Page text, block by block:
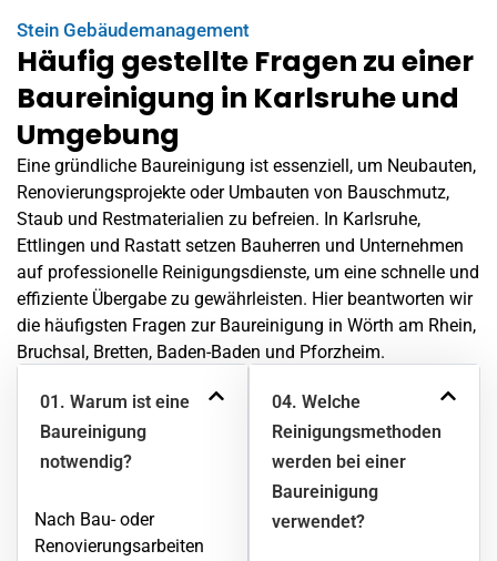
Stein Gebäudemanagement
Häufig gestellte Fragen zu einer
Baureinigung in Karlsruhe und
Umgebung
Eine gründliche Baureinigung ist essenziell, um Neubauten,
Renovierungsprojekte oder Umbauten von Bauschmutz,
Staub und Restmaterialien zu befreien. In Karlsruhe,
Ettlingen und Rastatt setzen Bauherren und Unternehmen
auf professionelle Reinigungsdienste, um eine schnelle und
effiziente Übergabe zu gewährleisten. Hier beantworten wir
die häufigsten Fragen zur Baureinigung in Wörth am Rhein,
Bruchsal, Bretten, Baden-Baden und Pforzheim.
01. Warum ist eine
Baureinigung
notwendig?
Nach Bau- oder
Renovierungsarbeiten
04. Welche
Reinigungsmethoden
werden bei einer
Baureinigung
verwendet?